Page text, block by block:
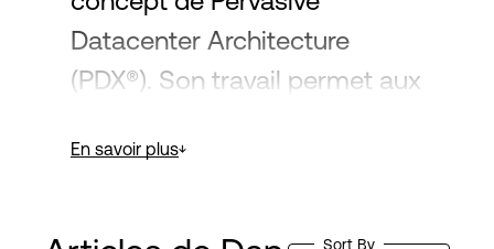
Datacenter Architecture
(PDX®). Son travail permet aux
leur infrastructure numérique
de données au sein des
En savoir plus
Sort By